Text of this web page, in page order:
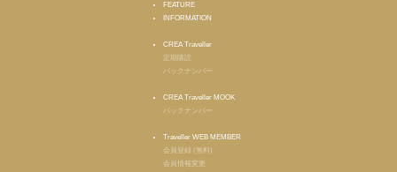
FEATURE
INFORMATION
CREA Traveller
定期購読
バックナンバー
CREA Traveller MOOK
バックナンバー
Traveller WEB MEMBER
会員登録 (無料)
会員情報変更